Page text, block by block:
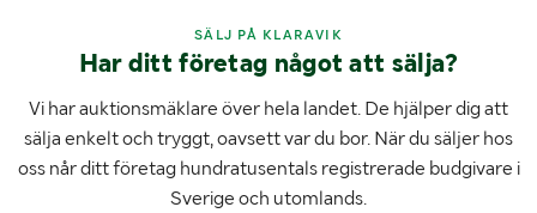
SÄLJ PÅ KLARAVIK
Har ditt företag något att sälja?
Vi har auktionsmäklare över hela landet. De hjälper dig att
sälja enkelt och tryggt, oavsett var du bor. När du säljer hos
oss når ditt företag hundratusentals registrerade budgivare i
Sverige och utomlands.